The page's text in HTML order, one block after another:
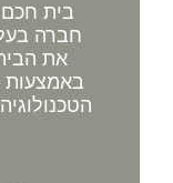
בית
חברה
את
באמצעות